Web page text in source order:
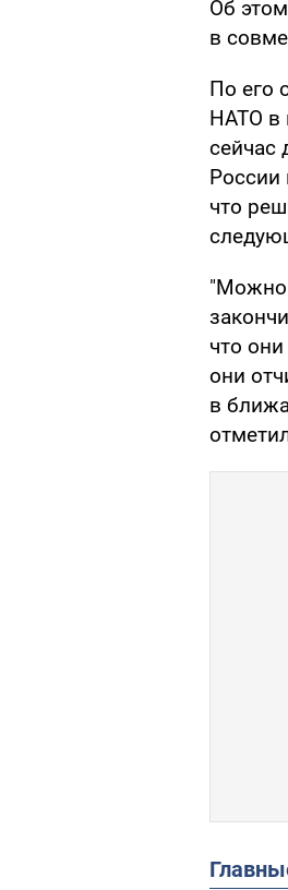
Об
в
По его
НАТО в
сейчас
России
что
"Можно
что
они
в